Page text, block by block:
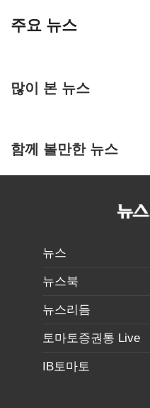
주요 뉴스
많이 본 뉴스
함께 볼만한 뉴스
뉴스
뉴스북
뉴스리듬
토마토증권통 Live
IB토마토